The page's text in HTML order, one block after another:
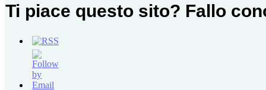
Ti piace questo sito? Fallo